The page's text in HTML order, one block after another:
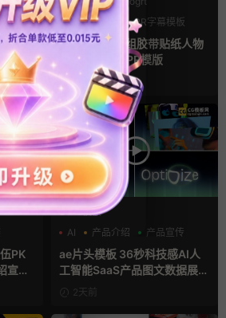
胶片
PR基本图形
PR字幕模板
人物介绍
pr字幕模板 9组胶带贴纸人物
介绍角标动画PR模版
1天前
PK
宣传
AE模板
AI
产品介绍 产品宣传
ae片头模板 36秒科技感AI人
工智能SaaS产品图文数据展示
宣传视频AE模板
2天前